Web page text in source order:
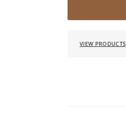
VIEW PRODUCTS